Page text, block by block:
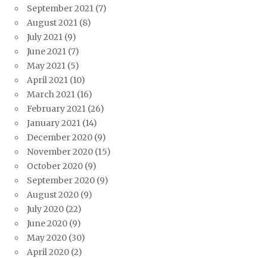
September 2021 (7)
August 2021 (8)
July 2021 (9)
June 2021 (7)
May 2021 (5)
April 2021 (10)
March 2021 (16)
February 2021 (26)
January 2021 (14)
December 2020 (9)
November 2020 (15)
October 2020 (9)
September 2020 (9)
August 2020 (9)
July 2020 (22)
June 2020 (9)
May 2020 (30)
April 2020 (2)